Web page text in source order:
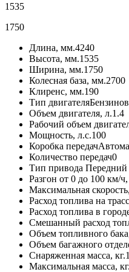
1535
1750
Длина, мм.4240
Высота, мм.1535
Ширина, мм.1750
Колесная база, мм.2700
Клиренс, мм.190
Тип двигателя
Объем двигателя, л.1.4
Рабочий объем
Мощность, л.с.100
Коробка передач
Количество передач0
Тип привода
Разгон от 0 до 100 км/ч,
Максимальная
Расход топлива на
Расход топлива в
Смешанный расход
Объем топливного
Объем багажного
Снаряженная масса, кг.
Максимальная масса, кг.